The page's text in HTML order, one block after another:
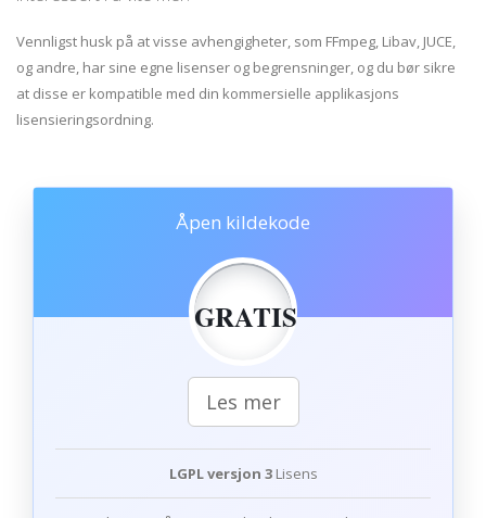
Vennligst husk på at visse avhengigheter, som FFmpeg, Libav, JUCE,
og andre, har sine egne lisenser og begrensninger, og du bør sikre
at disse er kompatible med din kommersielle applikasjons
lisensieringsordning.
Åpen kildekode
GRATIS
Les mer
LGPL versjon 3Lisens